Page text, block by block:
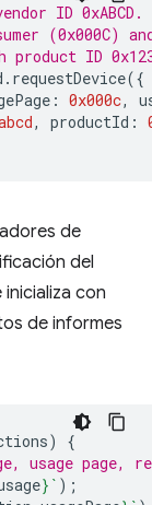
ID
(0x000C) and
ID
. requestDevice({
: 0x000c,
, productId :
de
del
inicializa con
de informes
)
{
usage page,
} ` );